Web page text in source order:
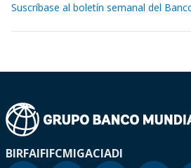
Suscríbase al boletín semanal del
BIRFAIFIFCMIGACIADI